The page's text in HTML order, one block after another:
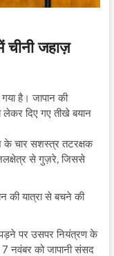
चीनी जहाज़
है। जापान की
लेकर दिए गए तीखे बयान
के चार सशस्त्र तटरक्षक
जलक्षेत्र से गुज़रे, जिससे
की यात्रा से बचने की
पड़ने पर उसपर नियंत्रण के
7 नवंबर को जापानी संसद